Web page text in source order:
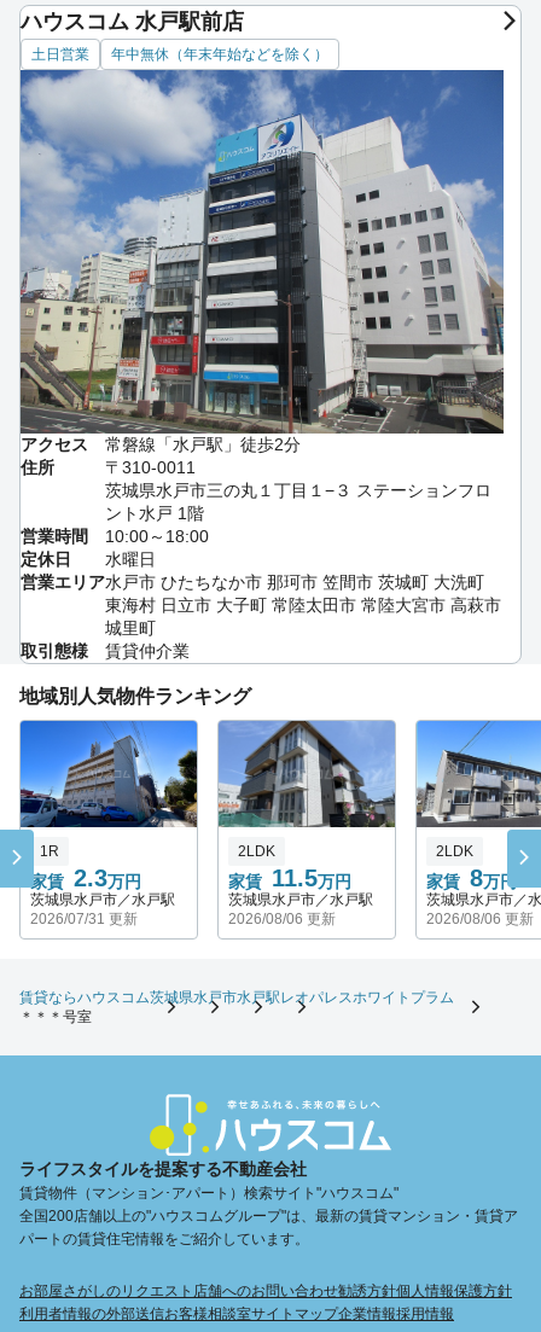
ハウスコム 水戸駅前店
土日営業 年中無休（年末年始などを除く）
アクセス
常磐線「水戸駅」徒歩2分
住所
〒310-0011
茨城県水戸市三の丸１丁目１−３ ステーションフロ
ント水戸 1階
営業時間
10:00～18:00
定休日
水曜日
営業エリア水戸市 ひたちなか市 那珂市 笠間市 茨城町 大洗町
東海村 日立市 大子町 常陸太田市 常陸大宮市 高萩市
城里町
取引態様
賃貸仲介業
地域別人気物件ランキング
家賃 2.3万円
1R
茨城県水戸市／水戸駅
2026/07/31 更新
家賃 11.5万円
2LDK
茨城県水戸市／水戸駅
2026/08/06 更新
家賃 8万円
2LDK
茨城県水戸市／
2026/08/06 更新
賃貸ならハウスコム茨城県水戸市水戸駅レオパレスホワイトプラム
＊＊＊号室
ライフスタイルを提案する不動産会社
賃貸物件（マンション･アパート）検索サイト"ハウスコム"
全国200店舗以上の"ハウスコムグループ"は、最新の賃貸マンション・賃貸ア
パートの賃貸住宅情報をご紹介しています。
お部屋さがしのリクエスト 店舗へのお問い合わせ勧誘方針個人情報保護方針
利用者情報の外部送信お客様相談室サイトマップ企業情報採用情報